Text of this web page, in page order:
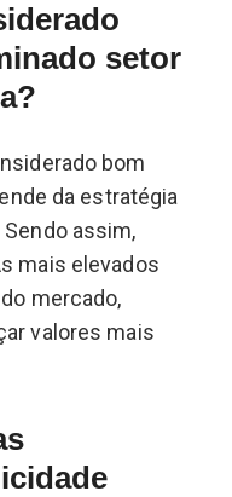
setor
bom
da estratégia
assim,
mais elevados
mercado,
valores mais